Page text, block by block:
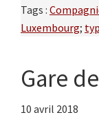
Tags :
Luxembourg;
Gare
10 avril 2018